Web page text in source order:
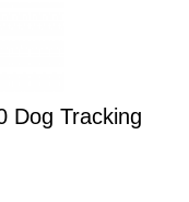
Dog Tracking